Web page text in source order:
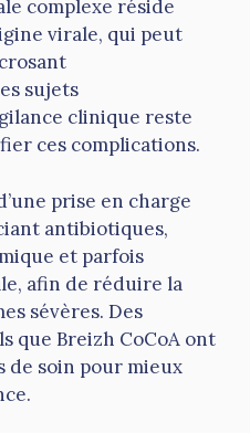
complexe réside
virale, qui peut
sujets
clinique reste
ces complications.
prise en charge
antibiotiques,
et parfois
afin de réduire la
sévères. Des
que Breizh CoCoA ont
de soin pour mieux